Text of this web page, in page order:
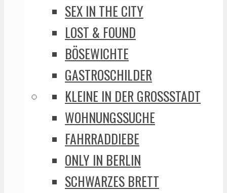
SEX IN THE CITY
LOST & FOUND
BÖSEWICHTE
GASTROSCHILDER
KLEINE IN DER GROSSSTADT
WOHNUNGSSUCHE
FAHRRADDIEBE
ONLY IN BERLIN
SCHWARZES BRETT